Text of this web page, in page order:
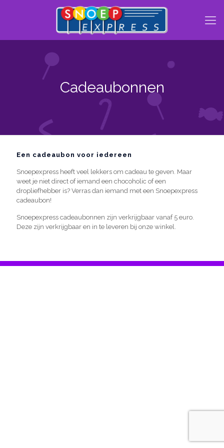
Cadeaubonnen
Een cadeaubon voor iedereen
Snoepexpress heeft veel lekkers om cadeau te geven. Maar
weet je niet direct of iemand een chocoholic of een
dropliefhebber is? Verras dan iemand met een Snoepexpress
cadeaubon!
Snoepexpress cadeaubonnen zijn verkrijgbaar vanaf 5 euro.
Deze zijn verkrijgbaar en in te leveren bij onze winkel.